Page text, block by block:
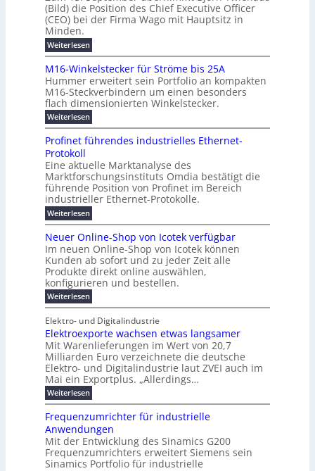
r
T
m
p
o
u
n
d
w
e
n
g
e
B
ü
o
k
r
a
i
e
r
n
e
E
e
r
g
i
e
l
s
u
n
g
e
n
u
n
s
l
a
s
t
s
c
h
a
t
e
i
s
t
n
i
m
0
2
6
E
u
r
o
e
n
E
t
e
r
a
t
P
l
u
g
F
e
s
t
h
r
n
g
e
n
f
ü
r
e
ff
i
z
i
n
t
e
r
e
s
K
a
b
e
l
m
a
n
a
e
m
e
n
t
t
z
a
c
h
s
t
u
m
v
o
n
ü
b
r
2
0
%
i
m
e
r
t
e
n
H
a
l
b
j
a
h
r
2
0
2
6
(Bild) die Position des Chief Executive Officer
(CEO) bei der Firma Wago mit Hauptsitz in
Minden.
Weiterlesen:
B
ö
r
n
T
w
i
h
u
s
w
r
d
n
e
u
r
W
a
g
o
-
C
E
O
M16-Winkelstecker für Ströme bis 25A
Hummer erweitert sein Portfolio an kompakten
M16-Steckverbindern um einen besonders
flach dimensionierten Winkelstecker.
Weiterlesen:
M
1
6
W
i
n
k
e
l
s
t
e
c
k
e
r
ü
S
t
r
ö
m
e
b
i
s
5
A
Profinet führendes industrielles Ethernet-
Protokoll
Eine aktuelle Marktanalyse des
Marktforschungsinstituts Omdia bestätigt die
führende Position von Profinet im Bereich
industrieller Ethernet-Protokolle.
Weiterlesen:
P
r
o
i
n
e
t
f
ü
h
r
e
n
d
e
s
i
n
u
s
t
r
i
e
Neuer Online-Shop von Icotek verfügbar
Im neuen Online-Shop von Icotek können
Kunden ab sofort und zu jeder Zeit alle
Produkte direkt online auswählen,
konfigurieren und bestellen.
Weiterlesen:
N
u
e
r
O
n
l
i
n
e
-
S
h
o
p
v
Elektro- und Digitalindustrie
Elektroexporte wachsen etwas langsamer
Mit Warenlieferungen im Wert von 20,7
Milliarden Euro verzeichnete die deutsche
Elektro- und Digitalindustrie laut ZVEI auch im
Mai ein Exportplus. „Allerdings…
Weiterlesen:
E
e
k
t
r
o
Frequenzumrichter für industrielle
Anwendungen
Mit der Entwicklung des Sinamics G200
Frequenzumrichters erweitert Siemens sein
Sinamics Portfolio für industrielle